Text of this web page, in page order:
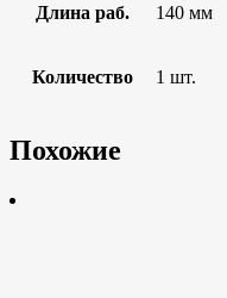
Длина раб. 140 мм
Количество 1 шт.
Похожие